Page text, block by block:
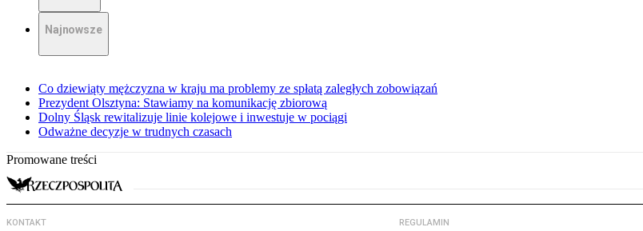
Najnowsze
Co dziewiąty mężczyzna w kraju ma problemy ze spłatą zaległych zobowiązań
Prezydent Olsztyna: Stawiamy na komunikację zbiorową
Dolny Śląsk rewitalizuje linie kolejowe i inwestuje w pociągi
Odważne decyzje w trudnych czasach
Promowane treści
KONTAKT REGULAMIN